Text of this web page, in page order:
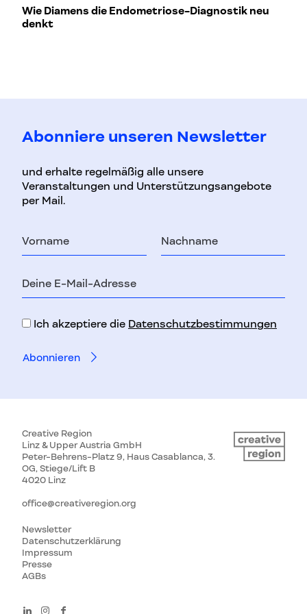
Wie Diamens die Endometriose-Diagnostik neu
denkt
Abonniere unseren Newsletter
und erhalte regelmäßig alle unsere
Veranstaltungen und Unterstützungsangebote
per Mail.
Nachname
Mail-
Ich akzeptiere die Datenschutzbestimmungen
Creative Region
Linz & Upper Austria GmbH
Peter-Behrens-Platz 9, Haus Casablanca, 3.
OG, Stiege/Lift B
4020 Linz
office@creativeregion.org
Newsletter
Datenschutzerklärung
Impressum
Presse
AGBs